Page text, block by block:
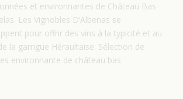
et environnantes de Château Bas
Les Vignobles D’Albenas se
pour offrir des vins à la typicité et au
la garrigue Héraultaise. Sélection de
environnante de château bas